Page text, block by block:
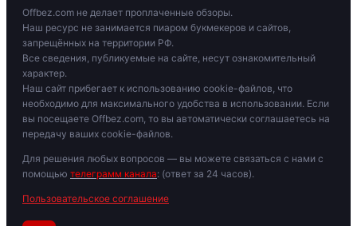
Offbez.com не делает проплаченные обзоры.
Наш ресурс не занимается пиаром букмекеров и сайтов,
запрещённых на территории РФ.
Все сведения, публикуемые на сайте, несут ознакомительный
характер.
Наш сайт прибегает к использованию cookie-файлов, что
необходимо для максимального удобства в использовании. Если
вы посещаете Offbez.com, то вы автоматически соглашаетесь на
передачу ваших cookie-файлов.
Для решения любых вопросов — вы можете связаться с нами с
помощью телеграмм канала: (ответ за 24 часов).
Пользовательское соглашение